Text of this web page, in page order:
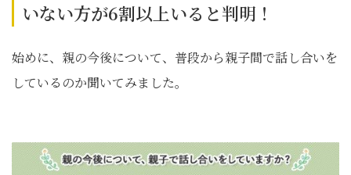
いない方が6割以上いると判明！
始めに、親の今後について、普段から親子間で話し合いを
しているのか聞いてみました。